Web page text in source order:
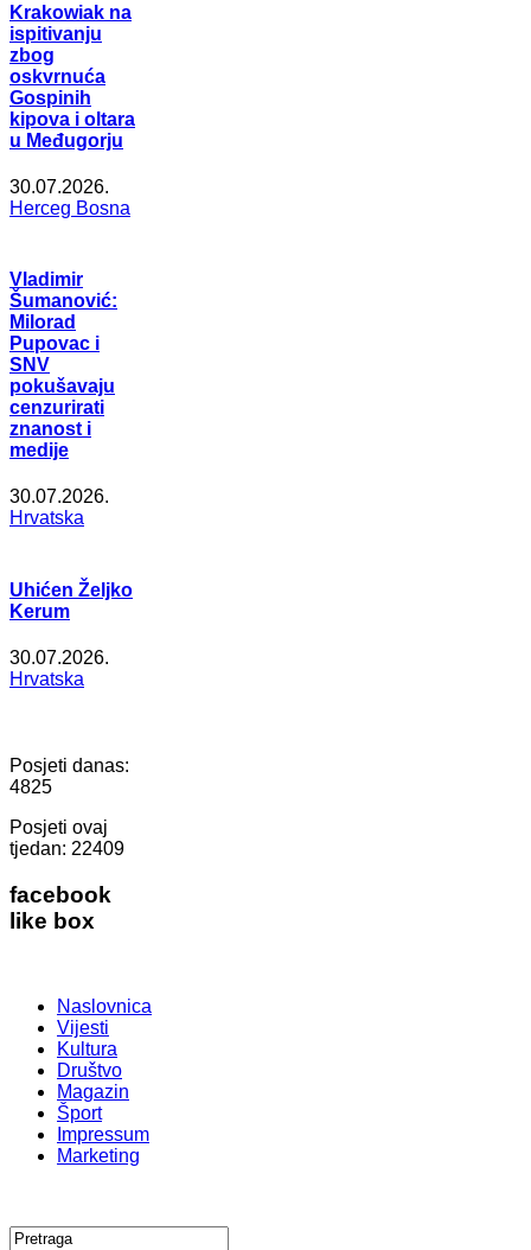
Krakowiak na
ispitivanju
zbog
oskvrnuća
Gospinih
kipova i oltara
u Međugorju
30.07.2026.
Herceg Bosna
Vladimir
Šumanović:
Milorad
Pupovac i
SNV
pokušavaju
cenzurirati
znanost i
medije
30.07.2026.
Hrvatska
Uhićen Željko
Kerum
30.07.2026.
Hrvatska
Posjeti danas:
4825
Posjeti ovaj
tjedan: 22409
facebook
like box
Naslovnica
Vijesti
Kultura
Društvo
Magazin
Šport
Impressum
Marketing